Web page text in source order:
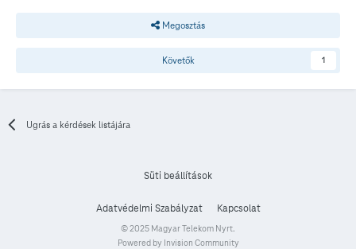
Megosztás
Követők 1
Ugrás a kérdések listájára
Süti beállítások
Adatvédelmi Szabályzat Kapcsolat
© 2025 Magyar Telekom Nyrt.
Powered by Invision Community